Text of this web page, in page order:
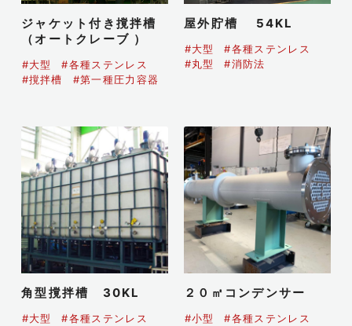
ジャケット付き撹拌槽
（オートクレーブ ）
#大型
#各種ステンレス
#撹拌槽
#第一種圧力容器
屋外貯槽 54KL
#大型
#各種ステンレス
#丸型
#消防法
角型撹拌槽 30KL
#大型
#各種ステンレス
２０㎡コンデンサー
#小型
#各種ステンレス